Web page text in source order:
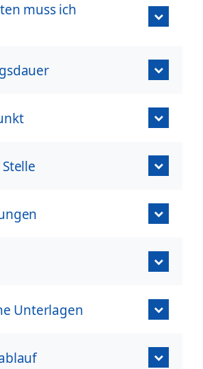
muss ich
Unterlagen